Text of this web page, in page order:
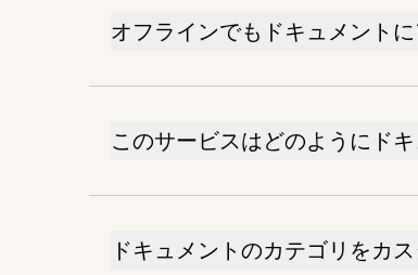
オフラインでもドキュメント
このサービスはどのようにド
ドキュメントのカテゴリをカ